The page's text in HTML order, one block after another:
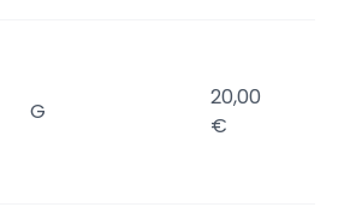
G
20,00
€